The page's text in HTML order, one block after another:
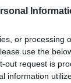
or processing
use the
out request is
information